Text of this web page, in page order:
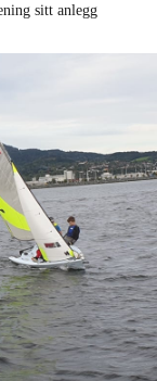
sitt anlegg